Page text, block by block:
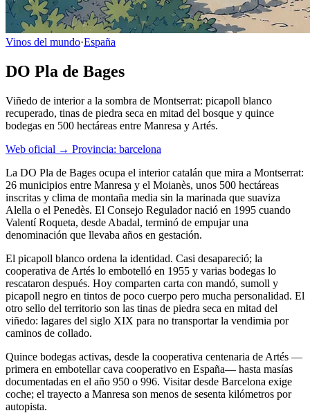
Vinos del mundo·España
DO Pla de Bages
Viñedo de interior a la sombra de Montserrat: picapoll blanco
recuperado, tinas de piedra seca en mitad del bosque y quince
bodegas en 500 hectáreas entre Manresa y Artés.
Web oficial → Provincia: barcelona
La DO Pla de Bages ocupa el interior catalán que mira a Montserrat:
26 municipios entre Manresa y el Moianès, unos 500 hectáreas
inscritas y clima de montaña media sin la marinada que suaviza
Alella o el Penedès. El Consejo Regulador nació en 1995 cuando
Valentí Roqueta, desde Abadal, terminó de empujar una
denominación que llevaba años en gestación.
El picapoll blanco ordena la identidad. Casi desapareció; la
cooperativa de Artés lo embotelló en 1955 y varias bodegas lo
rescataron después. Hoy comparten carta con mandó, sumoll y
picapoll negro en tintos de poco cuerpo pero mucha personalidad. El
otro sello del territorio son las tinas de piedra seca en mitad del
viñedo: lagares del siglo XIX para no transportar la vendimia por
caminos de collado.
Quince bodegas activas, desde la cooperativa centenaria de Artés —
primera en embotellar cava cooperativo en España— hasta masías
documentadas en el año 950 o 996. Visitar desde Barcelona exige
coche; el trayecto a Manresa son menos de sesenta kilómetros por
autopista.